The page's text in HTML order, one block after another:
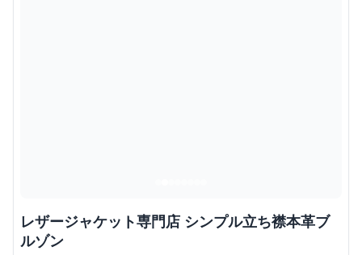
レザージャケット専門店 シンプル立ち襟本革ブ
ルゾン